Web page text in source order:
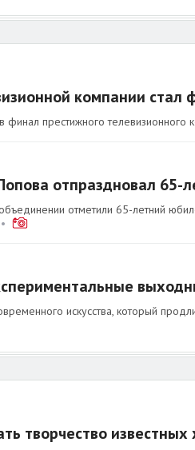
компании
престижного телевизионного
отпраздновал 65-
отметили 65-летний
•
искусства, который
творчество